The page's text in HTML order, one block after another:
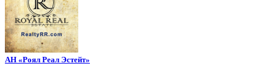
АН «Роял Реал Эстейт»